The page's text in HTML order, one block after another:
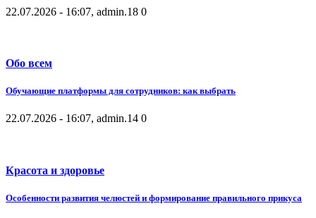
22.07.2026 - 16:07, admin.18 0
Обо всем
Обучающие платформы для сотрудников: как выбрать
22.07.2026 - 16:07, admin.14 0
Красота и здоровье
Особенности развития челюстей и формирование правильного прикуса